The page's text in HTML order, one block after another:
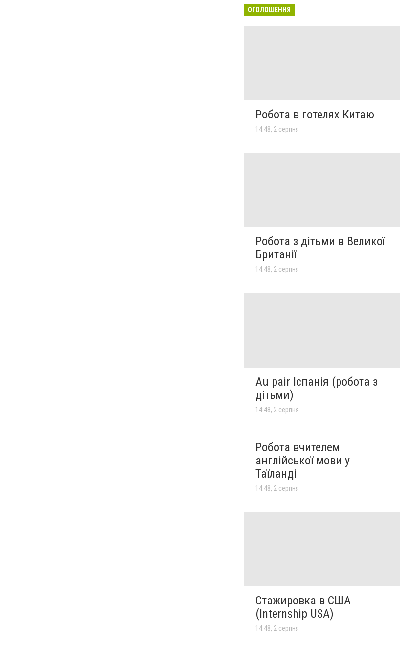
ОГОЛОШЕННЯ
Робота в готелях Китаю
14:48, 2 серпня
Робота з дітьми в Великої
Британії
14:48, 2 серпня
Au pair Іспанія (робота з
дітьми)
14:48, 2 серпня
Робота вчителем
англійської мови у
Таїланді
14:48, 2 серпня
Стажировка в США
(Internship USA)
14:48, 2 серпня